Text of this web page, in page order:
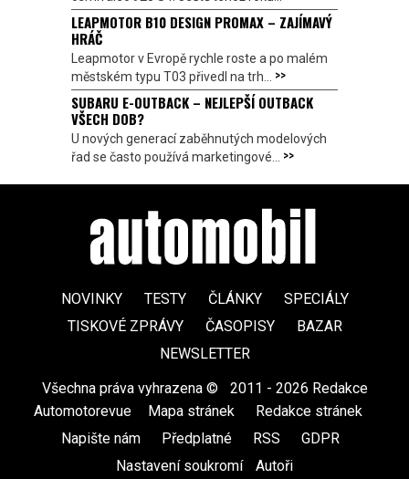
LEAPMOTOR B10 DESIGN PROMAX – ZAJÍMAVÝ
HRÁČ
Leapmotor v Evropě rychle roste a po malém
městském typu T03 přivedl na trh... >>
SUBARU E-OUTBACK – NEJLEPŠÍ OUTBACK
VŠECH DOB?
U nových generací zaběhnutých modelových
řad se často používá marketingové... >>
NOVINKY TESTY ČLÁNKY
SPECIÁLY
TISKOVÉ ZPRÁVY
ČASOPISY
BAZAR
NEWSLETTER
Všechna práva vyhrazena ©
2011 - 2026 Redakce
Automotorevue
Mapa stránek Redakce stránek
Napište nám
Předplatné RSS GDPR
Nastavení soukromí
Autoři